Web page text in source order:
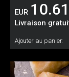
EUR 10.61
Livraison
Ajouter au panier: